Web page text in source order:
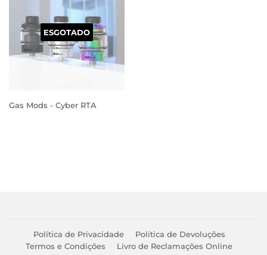
ESGOTADO
Gas Mods - Cyber RTA
Política de Privacidade
Política de Devoluções
Termos e Condições
Livro de Reclamações Online